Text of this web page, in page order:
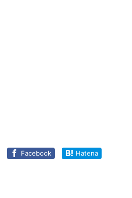
Facebook Hatena